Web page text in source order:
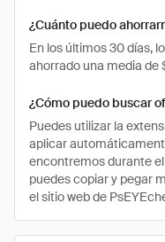
¿Cuánto puedo
En los últimos 30 días,
ahorrado una media de
¿Cómo puedo buscar
Puedes utilizar la
aplicar
encontremos durante
puedes copiar y pegar
el sitio web de